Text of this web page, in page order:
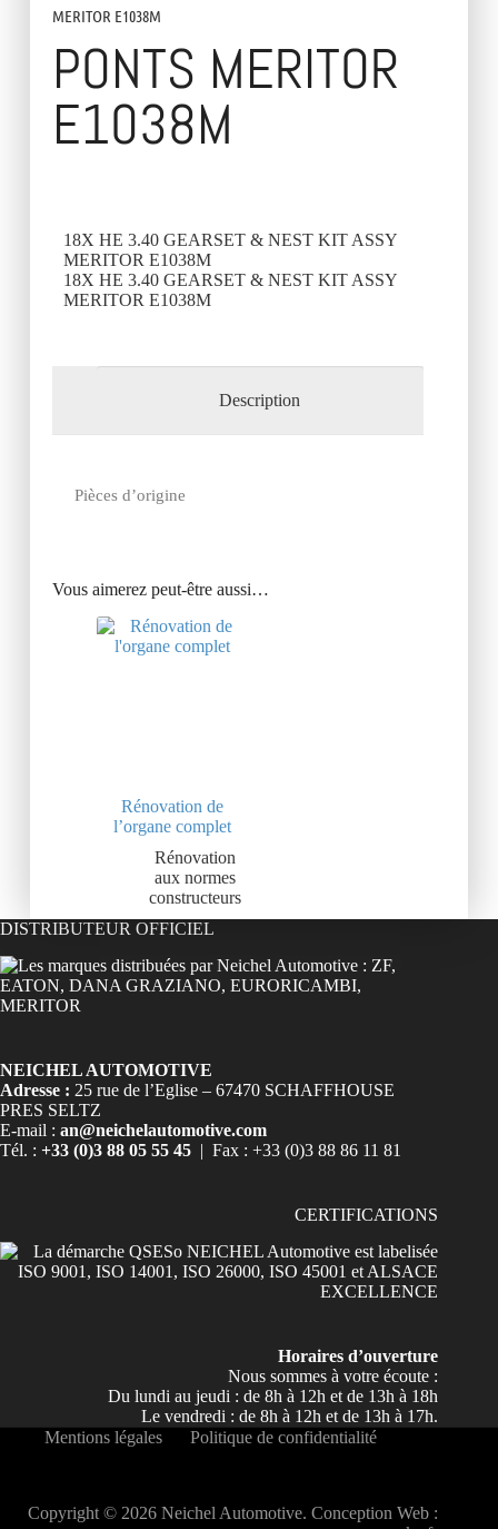
MERITOR E1038M
PONTS MERITOR
E1038M
18X HE 3.40 GEARSET & NEST KIT ASSY
MERITOR E1038M
18X HE 3.40 GEARSET & NEST KIT ASSY
MERITOR E1038M
Description
Pièces d’origine
Vous aimerez peut-être aussi…
Rénovation de
l’organe complet
Rénovation
aux normes
constructeurs
DISTRIBUTEUR OFFICIEL
NEICHEL AUTOMOTIVE
Adresse : 25 rue de l’Eglise – 67470 SCHAFFHOUSE
PRES SELTZ
E-mail : an@neichelautomotive.com
Tél. : +33 (0)3 88 05 55 45 | Fax : +33 (0)3 88 86 11 81
CERTIFICATIONS
Horaires d’ouverture
Nous sommes à votre écoute :
Du lundi au jeudi : de 8h à 12h et de 13h à 18h
Le vendredi : de 8h à 12h et de 13h à 17h.
Mentions légales
Politique de confidentialité
Copyright © 2026 Neichel Automotive. Conception Web :